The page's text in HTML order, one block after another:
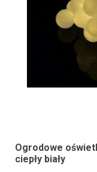
Ogrodowe
ciepły biały